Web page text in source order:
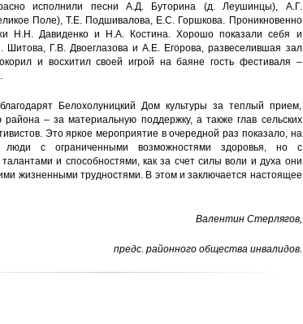
исполнили песни А.Д. Буторина (д. Леушинцы), А.Г.
Поле), Т.Е. Подшивалова, Е.С. Горшкова. Проникновенно
Н.Н. Давиденко и Н.А. Костина. Хорошо показали себя и
Г.В. Двоеглазова и А.Е. Егорова, развеселившая зал
и восхитил своей игрой на баяне гость фестиваля –
Белохолуницкий Дом культуры за теплый прием,
района – за материальную поддержку, а также глав сельских
Это яркое мероприятие в очередной раз показало, на
люди с ограниченными возможностями здоровья, но с
и способностями, как за счет силы воли и духа они
жизненными трудностями. В этом и заключается настоящее
Валентин Стерлягов,
предс. районного общества инвалидов.